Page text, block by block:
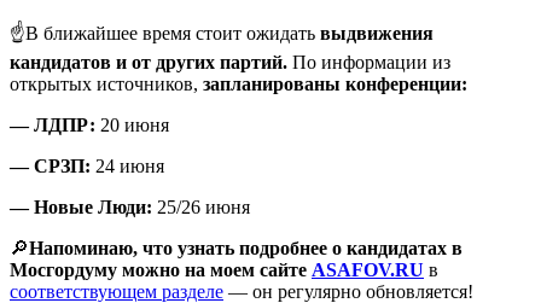
☝️В ближайшее время стоит ожидать выдвижения
кандидатов и от других партий. По информации из
открытых источников, запланированы конференции:
— ЛДПР: 20 июня
— СРЗП: 24 июня
— Новые Люди: 25/26 июня
🔎Напоминаю, что узнать подробнее о кандидатах в
Мосгордуму можно на моем сайте ASAFOV.RU в
соответствующем разделе — он регулярно обновляется!